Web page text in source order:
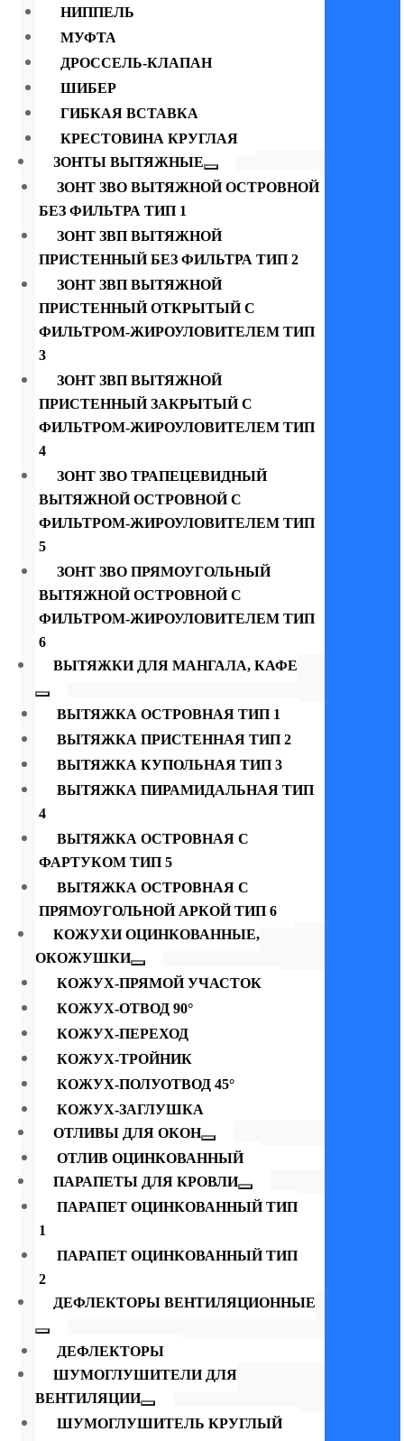
НИППЕЛЬ
МУФТА
ДРОССЕЛЬ-КЛАПАН
ШИБЕР
ГИБКАЯ ВСТАВКА
КРЕСТОВИНА КРУГЛАЯ
ЗОНТЫ ВЫТЯЖНЫЕ
ЗОНТ ЗВО ВЫТЯЖНОЙ ОСТРОВНОЙ
БЕЗ ФИЛЬТРА ТИП 1
ЗОНТ ЗВП ВЫТЯЖНОЙ
ПРИСТЕННЫЙ БЕЗ ФИЛЬТРА ТИП 2
ЗОНТ ЗВП ВЫТЯЖНОЙ
ПРИСТЕННЫЙ ОТКРЫТЫЙ С
ФИЛЬТРОМ-ЖИРОУЛОВИТЕЛЕМ ТИП
3
ЗОНТ ЗВП ВЫТЯЖНОЙ
ПРИСТЕННЫЙ ЗАКРЫТЫЙ С
ФИЛЬТРОМ-ЖИРОУЛОВИТЕЛЕМ ТИП
4
ЗОНТ ЗВО ТРАПЕЦЕВИДНЫЙ
ВЫТЯЖНОЙ ОСТРОВНОЙ С
ФИЛЬТРОМ-ЖИРОУЛОВИТЕЛЕМ ТИП
5
ЗОНТ ЗВО ПРЯМОУГОЛЬНЫЙ
ВЫТЯЖНОЙ ОСТРОВНОЙ С
ФИЛЬТРОМ-ЖИРОУЛОВИТЕЛЕМ ТИП
6
ВЫТЯЖКИ ДЛЯ МАНГАЛА, КАФЕ
ВЫТЯЖКА ОСТРОВНАЯ ТИП 1
ВЫТЯЖКА ПРИСТЕННАЯ ТИП 2
ВЫТЯЖКА КУПОЛЬНАЯ ТИП 3
ВЫТЯЖКА ПИРАМИДАЛЬНАЯ ТИП
4
ВЫТЯЖКА ОСТРОВНАЯ С
ФАРТУКОМ ТИП 5
ВЫТЯЖКА ОСТРОВНАЯ С
ПРЯМОУГОЛЬНОЙ АРКОЙ ТИП 6
КОЖУХИ ОЦИНКОВАННЫЕ,
ОКОЖУШКИ
КОЖУХ-ПРЯМОЙ УЧАСТОК
КОЖУХ-ОТВОД 90°
КОЖУХ-ПЕРЕХОД
КОЖУХ-ТРОЙНИК
КОЖУХ-ПОЛУОТВОД 45°
КОЖУХ-ЗАГЛУШКА
ОТЛИВЫ ДЛЯ ОКОН
ОТЛИВ ОЦИНКОВАННЫЙ
ПАРАПЕТЫ ДЛЯ КРОВЛИ
ПАРАПЕТ ОЦИНКОВАННЫЙ ТИП
1
ПАРАПЕТ ОЦИНКОВАННЫЙ ТИП
2
ДЕФЛЕКТОРЫ ВЕНТИЛЯЦИОННЫЕ
ДЕФЛЕКТОРЫ
ШУМОГЛУШИТЕЛИ ДЛЯ
ВЕНТИЛЯЦИИ
ШУМОГЛУШИТЕЛЬ КРУГЛЫЙ